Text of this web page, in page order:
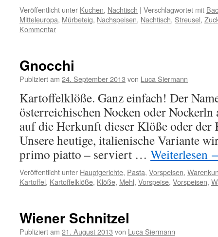
Veröffentlicht unter Kuchen, Nachtisch | Verschlagwortet mit
Mitteleuropa, Mürbeteig, Nachspeisen, Nachtisch, Streusel,
Kommentar
Gnocchi
Publiziert am 24. September 2013 von Luca Siermann
Kartoffelklöße. Ganz einfach! Der
österreichischen Nocken oder
auf die Herkunft dieser Klöße oder der
Unsere heutige, italienische Variante
primo piatto – serviert … Weiterlesen
Veröffentlicht unter Hauptgerichte, Pasta, Vorspeisen,
Kartoffel, Kartoffelklöße, Klöße, Mehl, Vorspeise, Vorspeisen,
Wiener Schnitzel
Publiziert am 21. August 2013 von Luca Siermann